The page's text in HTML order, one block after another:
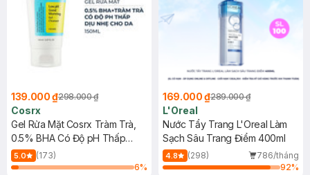
139.000 ₫298.000 ₫
Cosrx
Gel Rửa Mặt Cosrx Tràm Trà,
0.5% BHA Có Độ pH Thấp
150ml
5.0
(173)
6%
169.000 ₫289.000 ₫
L'Oreal
Nước Tẩy Trang L'Oreal Làm
Sạch Sâu Trang Điểm 400ml
4.8 (298)
786/tháng
92%